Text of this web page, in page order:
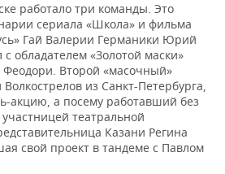
работало три команды. Это
сериала «Школа» и фильма
Гай Валерии Германики Юрий
обладателем «Золотой маски»
Второй «масочный»
из Санкт-Петербурга,
акцию, а посему работавший без
театральной
Казани Регина
свой проект в тандеме с Павлом